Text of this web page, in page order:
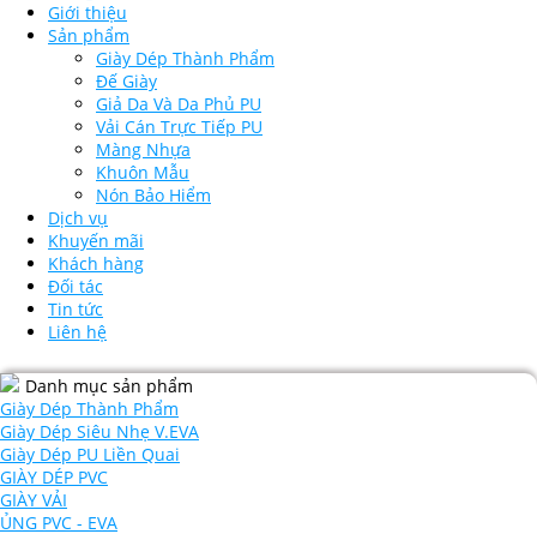
Giới thiệu
Sản phẩm
Giày Dép Thành Phẩm
Đế Giày
Giả Da Và Da Phủ PU
Vải Cán Trực Tiếp PU
Màng Nhựa
Khuôn Mẫu
Nón Bảo Hiểm
Dịch vụ
Khuyến mãi
Khách hàng
Đối tác
Tin tức
Liên hệ
Danh mục sản phẩm
Giày Dép Thành Phẩm
Giày Dép Siêu Nhẹ V.EVA
Giày Dép PU Liền Quai
GIÀY DÉP PVC
GIÀY VẢI
ỦNG PVC - EVA